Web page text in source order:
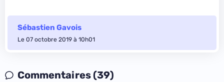
Sébastien Gavois
Le 07 octobre 2019 à 10h01
Commentaires (39)